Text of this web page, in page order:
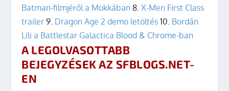
Batman-filmjéről a Mokkában 8.X-Men First Class
trailer 9. Dragon Age 2 demo letöltés 10. Bordán
Lili a Battlestar Galactica Blood & Chrome-ban
A LEGOLVASOTTABB
BEJEGYZÉSEK AZ SFBLOGS.NET-
EN